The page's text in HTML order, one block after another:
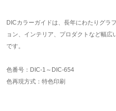
DICカラーガイドは、長年にわたりグラ
ョン、インテリア、プロダクトなど幅
です。
色番号：DIC-1～DIC-654
色再現方式：特色印刷